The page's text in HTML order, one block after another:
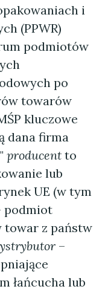
i
(PPWR)
podmiotów
po
towarów
kluczowe
dana firma
producent to
lub
UE (w tym
podmiot
towar z państw
–
łańcucha lub